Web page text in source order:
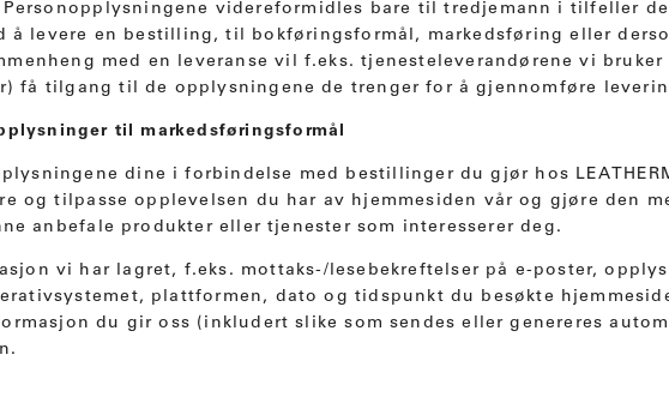
videreformidles bare til tredjemann i tilfeller
å levere en bestilling, til bokføringsformål, markedsføring eller
med en leveranse vil f.eks. tjenesteleverandørene vi bruker
få tilgang til de opplysningene de trenger for å gjennomføre
til markedsføringsformål
dine i forbindelse med bestillinger du gjør hos
og tilpasse opplevelsen du har av hjemmesiden vår og gjøre den
anbefale produkter eller tjenester som interesserer deg.
vi har lagret, f.eks. mottaks-/lesebekreftelser på e-poster,
plattformen, dato og tidspunkt du besøkte
du gir oss (inkludert slike som sendes eller genereres